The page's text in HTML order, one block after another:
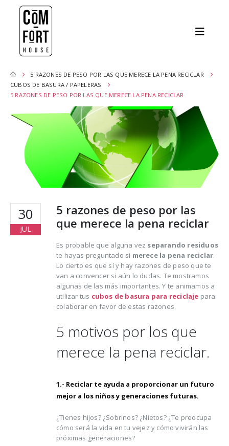
5 RAZONES DE PESO POR LAS QUE MERECE LA PENA RECICLAR
CUBOS DE BASURA / PAPELERAS
5 RAZONES DE PESO POR LAS QUE MERECE LA PENA RECICLAR
30
JUL
5 razones de peso por las
que merece la pena reciclar
Es probable que alguna vez separando residuos
te hayas preguntado si merece la pena reciclar.
Lo cierto es que sí y hay razones de peso que te
van a convencer si aún lo dudas. Te mostramos
algunas de las más importantes. Y te animamos a
utilizar tus cubos de basura para reciclaje para
colaborar en favor de estas razones.
5 motivos por los que
merece la pena reciclar.
1.- Reciclar te ayuda a proporcionar un futuro
mejor a los niños y generaciones futuras.
¿Tienes hijos? ¿Sobrinos? ¿Nietos? ¿Te preocupa
cómo será la vida en tu vejez y cómo vivirán las
próximas generaciones?
vida de tus prendas
delicadas
5 razones de peso por
las que merece la
pena reciclar
desperdicios
alimentarios y
al mismo tiempo
16 agosto, 2021
Claves para el
de los pies en
16 agosto, 2021